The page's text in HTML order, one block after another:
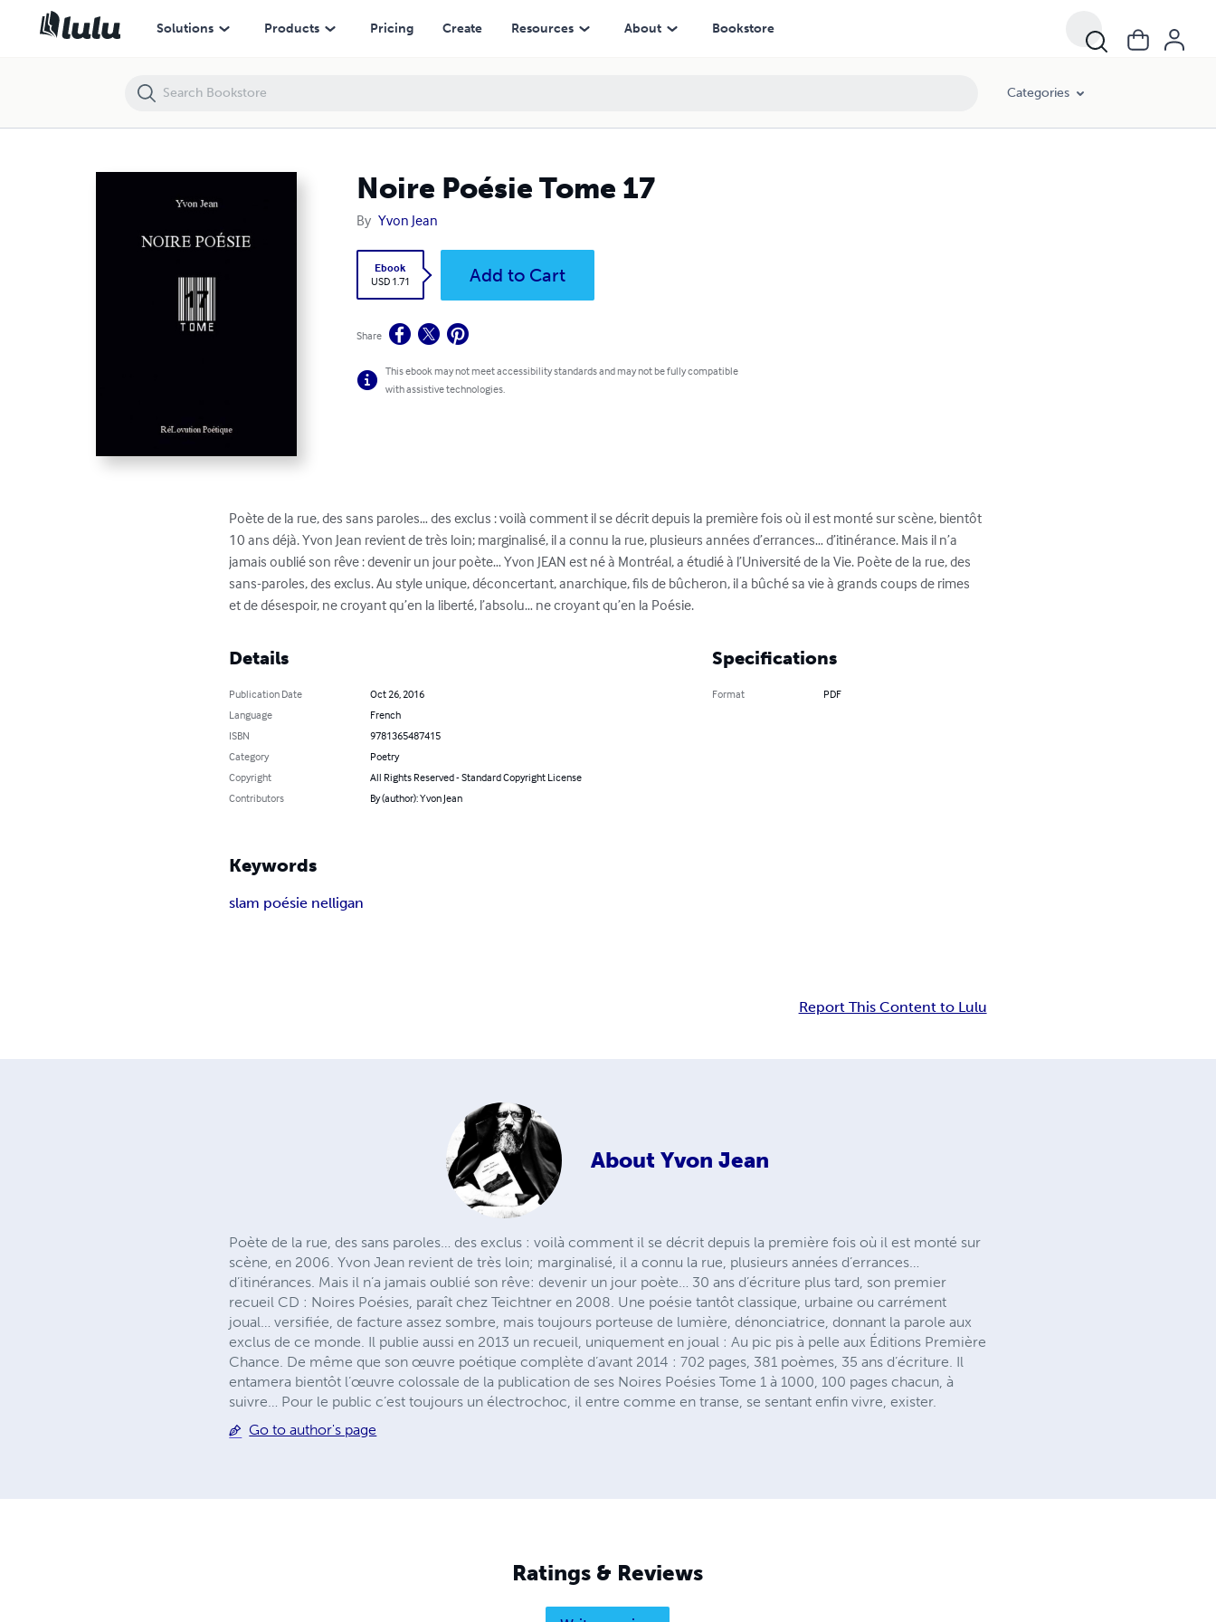
Solutions Products Pricing Create Resources About Bookstore
Categories
Noire Poésie Tome 17
By Yvon Jean
Ebook
USD 1.71
Add to Cart
Share
This ebook may not meet accessibility standards and may not be fully compatible
with assistive technologies.
Poète de la rue, des sans paroles… des exclus : voilà comment il se décrit depuis la première fois où il est monté sur scène, bientôt
10 ans déjà. Yvon Jean revient de très loin; marginalisé, il a connu la rue, plusieurs années d’errances… d’itinérance. Mais il n’a
jamais oublié son rêve : devenir un jour poète… Yvon JEAN est né à Montréal, a étudié à l’Université de la Vie. Poète de la rue, des
sans-paroles, des exclus. Au style unique, déconcertant, anarchique, fils de bûcheron, il a bûché sa vie à grands coups de rimes
et de désespoir, ne croyant qu’en la liberté, l’absolu… ne croyant qu’en la Poésie.
Details
Publication Date
Oct 26, 2016
Language
French
ISBN
9781365487415
Category
Poetry
Copyright
All Rights Reserved - Standard Copyright License
Contributors
By (author): Yvon Jean
Specifications
Format PDF
Keywords
slam poésie nelligan
Report This Content to Lulu
About Yvon Jean
Poète de la rue, des sans paroles… des exclus : voilà comment il se décrit depuis la première fois où il est monté sur
scène, en 2006. Yvon Jean revient de très loin; marginalisé, il a connu la rue, plusieurs années d’errances…
d’itinérances. Mais il n’a jamais oublié son rêve: devenir un jour poète… 30 ans d’écriture plus tard, son premier
recueil CD : Noires Poésies, paraît chez Teichtner en 2008. Une poésie tantôt classique, urbaine ou carrément
joual… versifiée, de facture assez sombre, mais toujours porteuse de lumière, dénonciatrice, donnant la parole aux
exclus de ce monde. Il publie aussi en 2013 un recueil, uniquement en joual : Au pic pis à pelle aux Éditions Première
Chance. De même que son œuvre poétique complète d’avant 2014 : 702 pages, 381 poèmes, 35 ans d’écriture. Il
entamera bientôt l’œuvre colossale de la publication de ses Noires Poésies Tome 1 à 1000, 100 pages chacun, à
suivre… Pour le public c’est toujours un électrochoc, il entre comme en transe, se sentant enfin vivre, exister.
Go to author's page
Ratings & Reviews
Noire Poésie Tome 17